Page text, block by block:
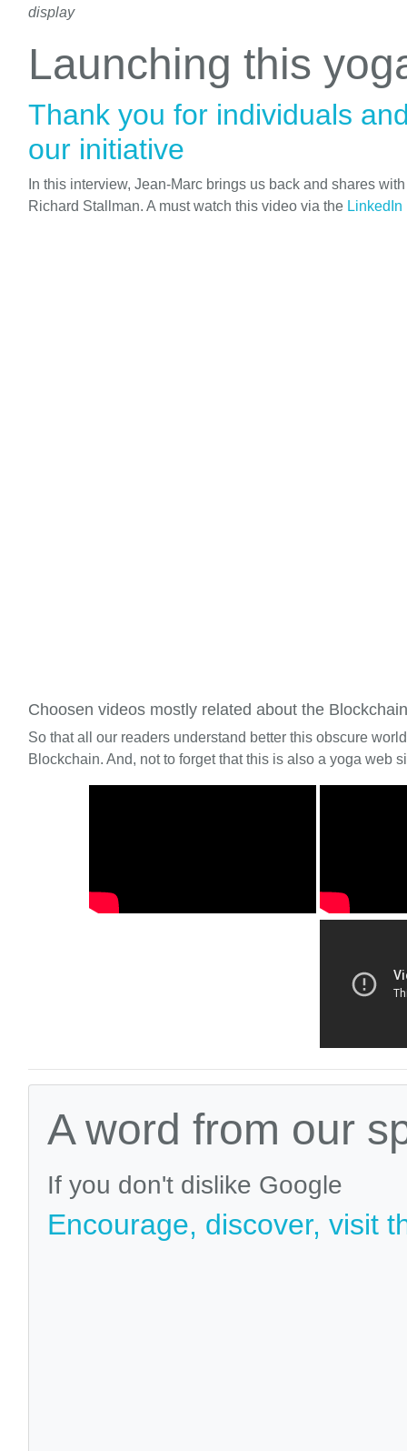
display
Launching this
Thank you for individuals
our initiative
In this interview, Jean-Marc brings us back and shares
Richard Stallman. A must watch this video via the LinkedIn
Choosen videos mostly related about the Blockchain
So that all our readers understand better this obscure
Blockchain. And, not to forget that this is also a yoga web
A word from our
If you don't dislike Google
Encourage, discover, visit